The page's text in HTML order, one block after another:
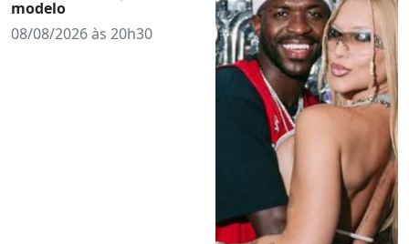
modelo
08/08/2026 às 20h30